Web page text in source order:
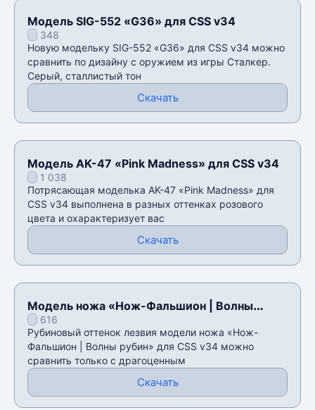
Модель SIG-552 «G36» для CSS v34
348
Новую модельку SIG-552 «G36» для CSS v34 можно
сравнить по дизайну с оружием из игры Сталкер.
Серый, сталлистый тон
Скачать
Модель AK-47 «Pink Madness» для CSS v34
1 038
Потрясающая моделька AK-47 «Pink Madness» для
CSS v34 выполнена в разных оттенках розового
цвета и охарактеризует вас
Скачать
Модель ножа «Нож-Фальшион | Волны
рубин» для CSS v34
616
Рубиновый оттенок лезвия модели ножа «Нож-
Фальшион | Волны рубин» для CSS v34 можно
сравнить только с драгоценным
Скачать